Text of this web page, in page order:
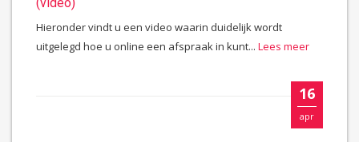
Hieronder vindt u een video waarin duidelijk wordt
uitgelegd hoe u online een afspraak in kunt... Lees meer
16
apr